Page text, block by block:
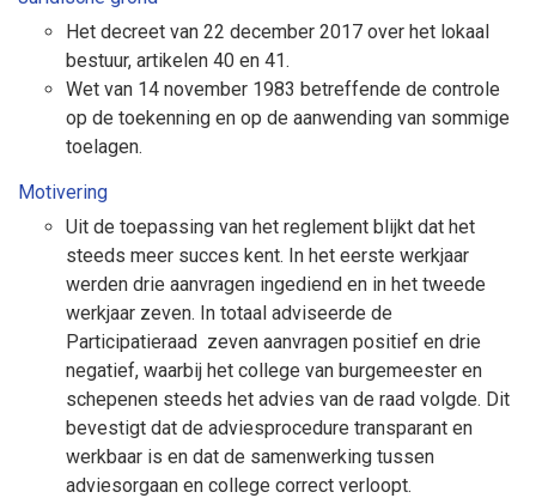
Het decreet van 22 december 2017 over het lokaal
bestuur, artikelen 40 en 41.
Wet van 14 november 1983 betreffende de controle
op de toekenning en op de aanwending van sommige
toelagen.
Motivering
Uit de toepassing van het reglement blijkt dat het
steeds meer succes kent. In het eerste werkjaar
werden drie aanvragen ingediend en in het tweede
werkjaar zeven. In totaal adviseerde de
Participatieraad zeven aanvragen positief en drie
negatief, waarbij het college van burgemeester en
schepenen steeds het advies van de raad volgde. Dit
bevestigt dat de adviesprocedure transparant en
werkbaar is en dat de samenwerking tussen
adviesorgaan en college correct verloopt.